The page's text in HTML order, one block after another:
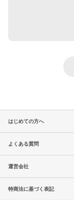
はじめての方へ
よくある質問
運営会社
特商法に基づく表記